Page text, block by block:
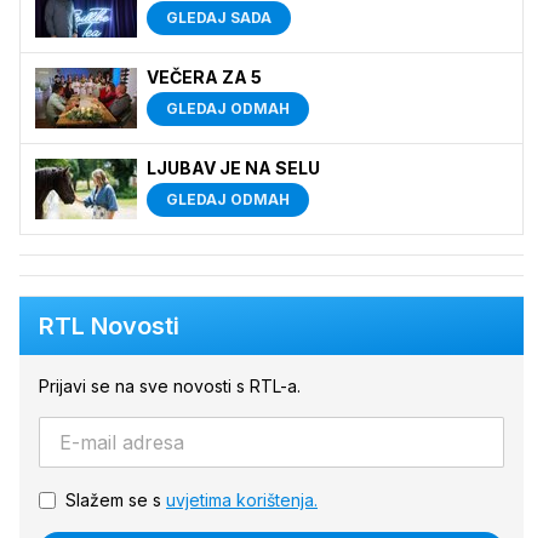
GLEDAJ SADA
VEČERA ZA 5
GLEDAJ ODMAH
LJUBAV JE NA SELU
GLEDAJ ODMAH
RTL Novosti
Prijavi se na sve novosti s RTL-a.
Slažem se s uvjetima korištenja.